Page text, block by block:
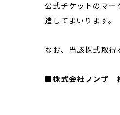
公式チケットのマ
造してまいります。
なお、当該株式取得
■株式会社フンザ